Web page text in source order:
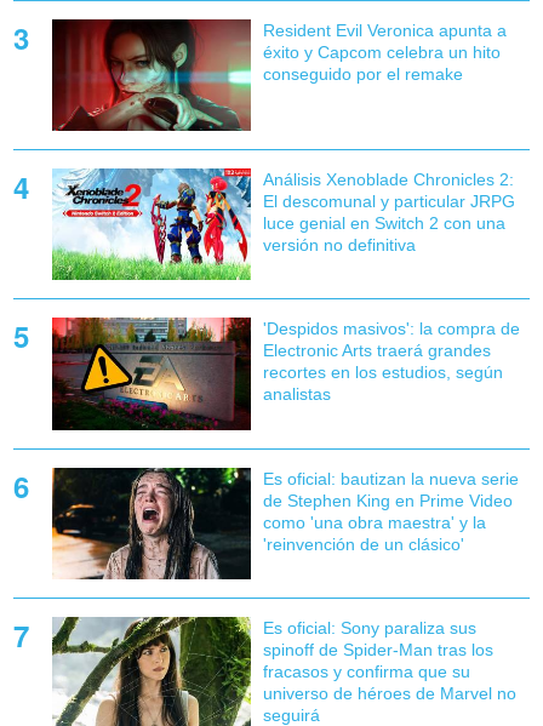
Resident Evil Veronica apunta a
éxito y Capcom celebra un hito
conseguido por el remake
Análisis Xenoblade Chronicles 2:
El descomunal y particular JRPG
luce genial en Switch 2 con una
versión no definitiva
'Despidos masivos': la compra de
Electronic Arts traerá grandes
recortes en los estudios, según
analistas
Es oficial: bautizan la nueva serie
de Stephen King en Prime Video
como 'una obra maestra' y la
'reinvención de un clásico'
Es oficial: Sony paraliza sus
spinoff de Spider-Man tras los
fracasos y confirma que su
universo de héroes de Marvel no
seguirá